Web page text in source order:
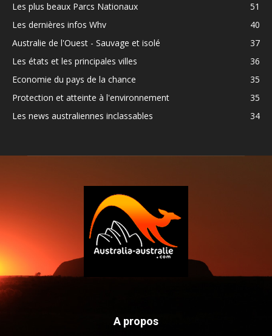
Les plus beaux Parcs Nationaux
51
Les dernières infos Whv
40
Australie de l'Ouest - Sauvage et isolé
37
Les états et les principales villes
36
Economie du pays de la chance
35
Protection et atteinte à l'environnement
35
Les news australiennes inclassables
34
A propos